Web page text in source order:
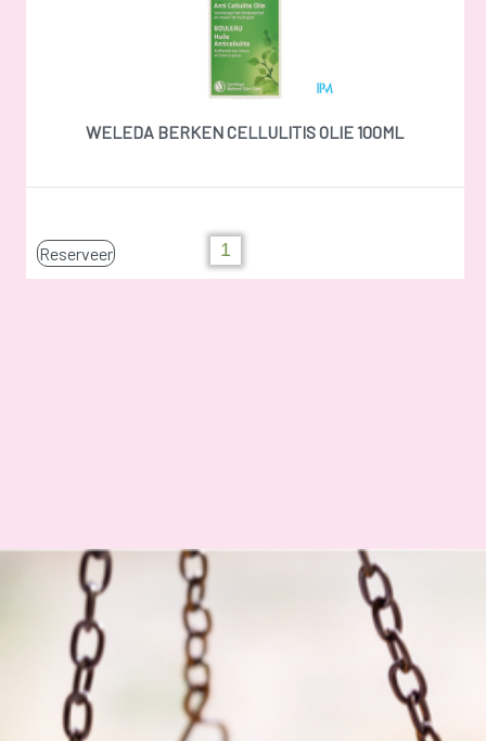
WELEDA BERKEN CELLULITIS OLIE 100ML
Reserveer